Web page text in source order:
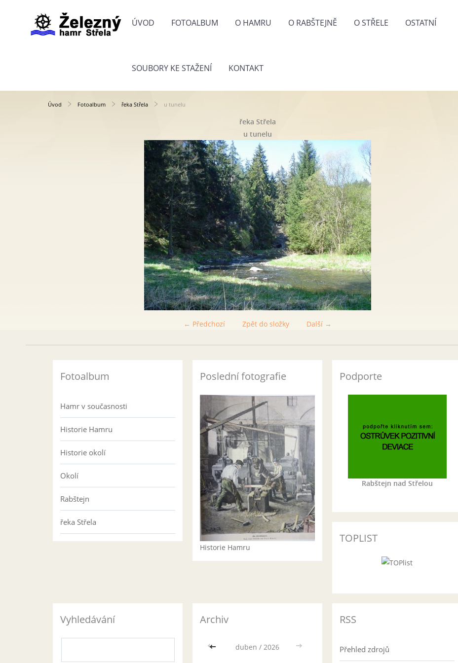
ÚVOD FOTOALBUM O HAMRU O RABŠTEJNĚ O STŘELE OSTATNÍ
SOUBORY KE STAŽENÍ KONTAKT
Úvod Fotoalbum řeka Střela u tunelu
řeka Střela
u tunelu
← Předchozí Další →
Zpět do složky
Fotoalbum
Hamr v současnosti
Historie Hamru
Historie okolí
Okolí
Rabštejn
řeka Střela
Poslední fotografie
Historie Hamru
Podporte
Rabštejn nad Střelou
TOPLIST
Vyhledávání Archiv
<< duben / 2026 >>
RSS
Přehled zdrojů